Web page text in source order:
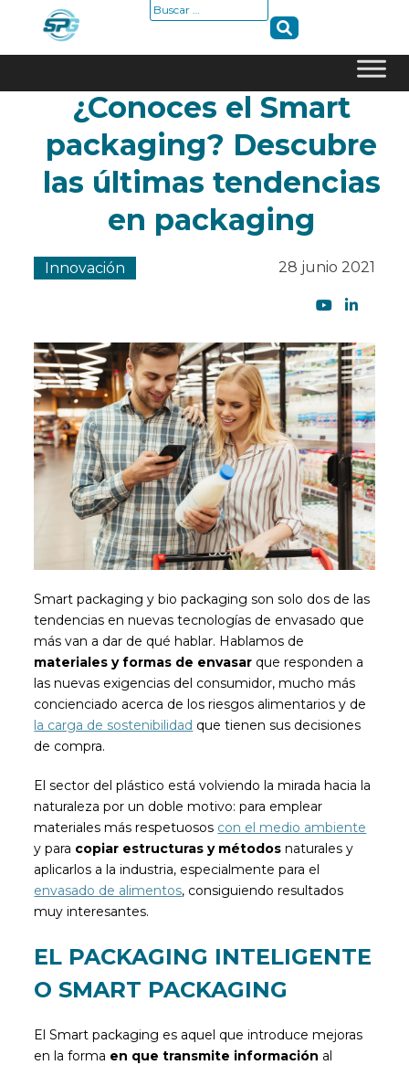
content
Buscar:
¿Conoces el Smart
packaging? Descubre
las últimas tendencias
en packaging
Innovación 28 junio 2021
Smart packaging y bio packaging son solo dos de las
tendencias en nuevas tecnologías de envasado que
más van a dar de qué hablar. Hablamos de
materiales y formas de envasar que responden a
las nuevas exigencias del consumidor, mucho más
concienciado acerca de los riesgos alimentarios y de
la carga de sostenibilidad que tienen sus decisiones
de compra.
El sector del plástico está volviendo la mirada hacia la
naturaleza por un doble motivo: para emplear
materiales más respetuosos con el medio ambiente
y para copiar estructuras y métodos naturales y
aplicarlos a la industria, especialmente para el
envasado de alimentos, consiguiendo resultados
muy interesantes.
EL PACKAGING INTELIGENTE
O SMART PACKAGING
El Smart packaging es aquel que introduce mejoras
en la forma en que transmite información al